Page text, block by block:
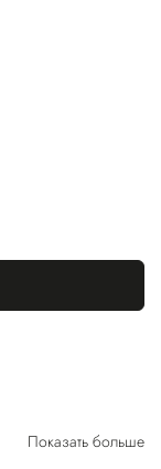
Показать больше